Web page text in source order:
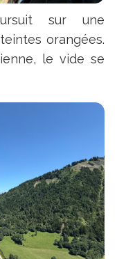
sur une
orangées.
le vide se